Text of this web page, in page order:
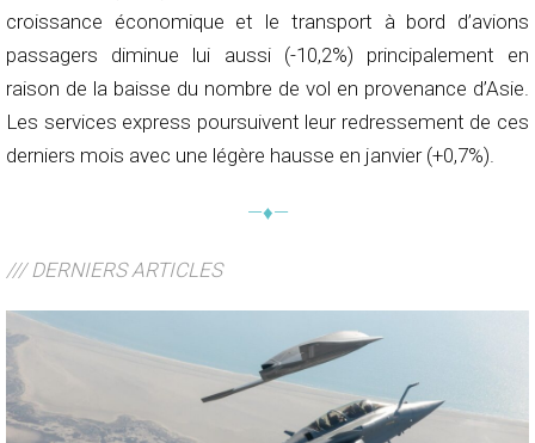
croissance économique et le transport à bord d’avions
passagers diminue lui aussi (-10,2%) principalement en
raison de la baisse du nombre de vol en provenance d’Asie.
Les services express poursuivent leur redressement de ces
derniers mois avec une légère hausse en janvier (+0,7%).
—♦—
/// DERNIERS ARTICLES